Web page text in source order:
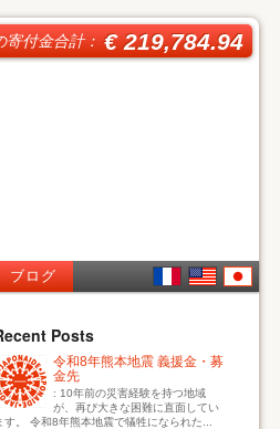
寄付金合計：€ 219,784.94
ブログ
Posts
令和8年熊本地震 義援金・募
金先
: 10年前の災害経験を持つ地域
が、再び大きな困難に直面してい
す。 令和8年熊本地震で犠牲になられた...